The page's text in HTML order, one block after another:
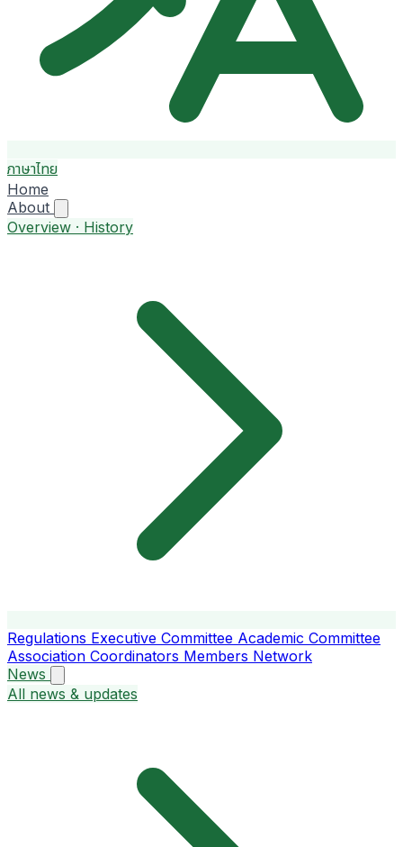
ภาษาไทย
Home
About
Overview · History
Regulations Executive Committee Academic Committee
Association Coordinators Members Network
News
All news & updates